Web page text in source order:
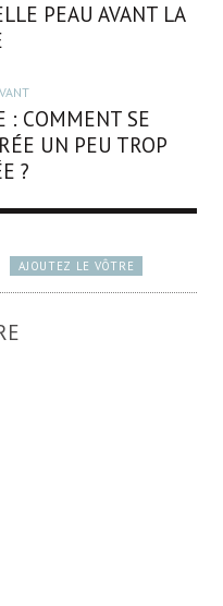
PEAU AVANT LA
: COMMENT SE
UN PEU TROP
?
AJOUTEZ LE VÔTRE